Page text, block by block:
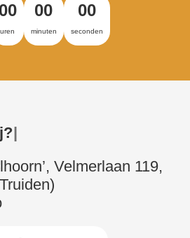
00
uren
00
minuten
00
seconden
j?
Velmerlaan 119,